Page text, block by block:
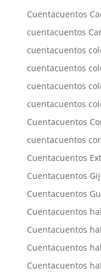
Cuentacuentos
cuentacuentos
cuentacuentos
cuentacuentos
cuentacuentos
cuentacuentos
Cuentacuentos
cuentacuentos
Cuentacuentos
Cuentacuentos
Cuentacuentos
Cuentacuentos
Cuentacuentos
Cuentacuentos
Cuentacuentos